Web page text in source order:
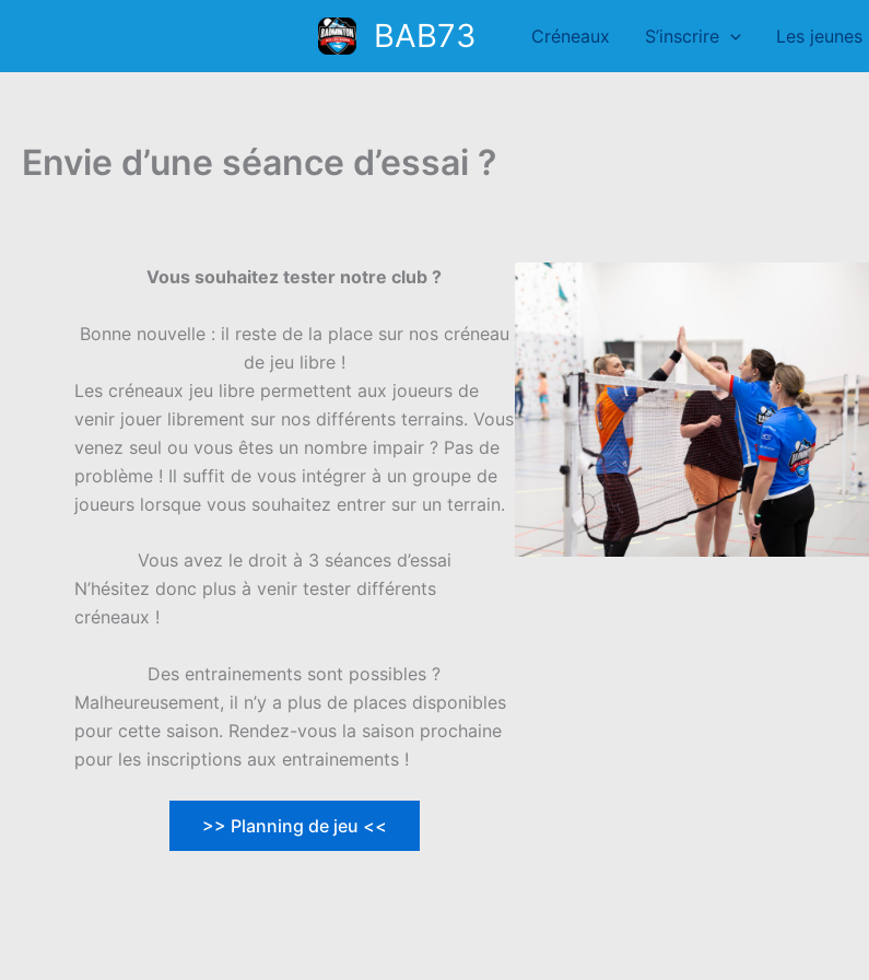
contenu
BAB73 Créneaux S’inscrire Les jeunes
Envie d’une séance d’essai ?
Vous souhaitez tester notre club ?
Bonne nouvelle : il reste de la place sur nos créneau
de jeu libre !
Les créneaux jeu libre permettent aux joueurs de
venir jouer librement sur nos différents terrains. Vous
venez seul ou vous êtes un nombre impair ? Pas de
problème ! Il suffit de vous intégrer à un groupe de
joueurs lorsque vous souhaitez entrer sur un terrain.
Vous avez le droit à 3 séances d’essai
N’hésitez donc plus à venir tester différents
créneaux !
Des entrainements sont possibles ?
Malheureusement, il n’y a plus de places disponibles
pour cette saison. Rendez-vous la saison prochaine
pour les inscriptions aux entrainements !
>> Planning de jeu <<